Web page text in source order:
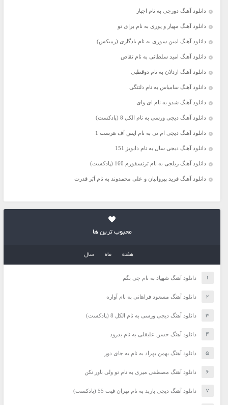
دانلود آهنگ دورچی به نام اجبار
دانلود آهنگ مهیار و پوری به نام برای تو
دانلود آهنگ امین سوری به نام یادگاری (رمیکس)
دانلود آهنگ امید سلطانی به نام تقاص
دانلود آهنگ اردلان به نام دوقطبی
دانلود آهنگ سامیاس به نام دلتنگی
دانلود آهنگ شدو به نام ای وای
دانلود آهنگ دیجی ورسی به نام الکل 8 (پادکست)
دانلود آهنگ دیجی ام تی به نام ایس آف هرست 1
دانلود آهنگ دیجی سال به نام دابویز 151
دانلود آهنگ ریلجی به نام ترنسفورم 160 (پادکست)
دانلود آهنگ فرید پیروانیان و علی محمدوند به نام اَبَر قدرت
محبوب ترین ها
هفته ماه سال
دانلود آهنگ شهیاد به نام چی بگم
دانلود آهنگ مسعود فراهانی به نام آواره
دانلود آهنگ دیجی ورسی به نام الکل 8 (پادکست)
دانلود آهنگ حسن علیقلی به نام بدرود
دانلود آهنگ بهمن بهراد به نام یه جای دور
دانلود آهنگ مصطفی میری به نام تو ولی باور نکن
دانلود آهنگ دیجی باربد به نام تهران فیت 55 (پادکست)